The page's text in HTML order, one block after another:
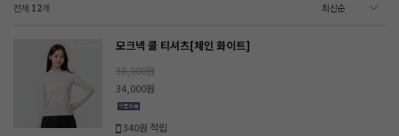
전체 12개
모크넥 쿨 티셔츠[체인 화이트]
38,000원
34,000원
340원 적립